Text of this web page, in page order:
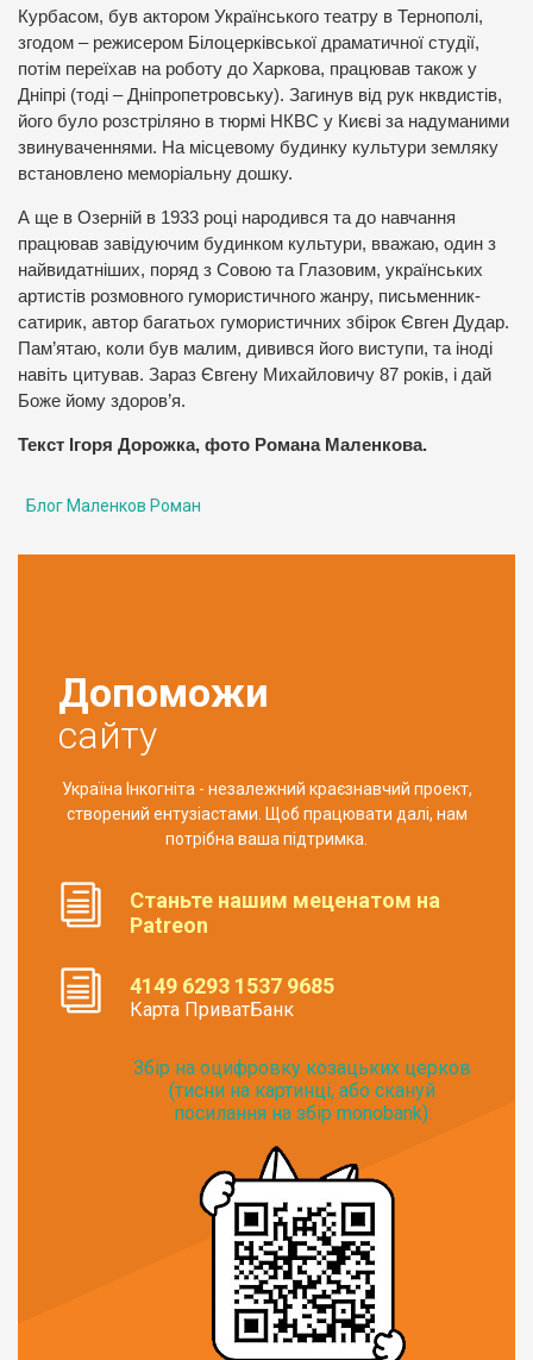
Курбасом, був актором Українського театру в Тернополі,
згодом – режисером Білоцерківської драматичної студії,
потім переїхав на роботу до Харкова, працював також у
Дніпрі (тоді – Дніпропетровську). Загинув від рук нквдистів,
його було розстріляно в тюрмі НКВС у Києві за надуманими
звинуваченнями. На місцевому будинку культури земляку
встановлено меморіальну дошку.
А ще в Озерній в 1933 році народився та до навчання
працював завідуючим будинком культури, вважаю, один з
найвидатніших, поряд з Совою та Глазовим, українських
артистів розмовного гумористичного жанру, письменник-
сатирик, автор багатьох гумористичних збірок Євген Дудар.
Пам’ятаю, коли був малим, дивився його виступи, та іноді
навіть цитував. Зараз Євгену Михайловичу 87 років, і дай
Боже йому здоров’я.
Текст Ігоря Дорожка, фото Романа Маленкова.
Блог Маленков Роман
Допоможи
сайту
Україна Інкогніта - незалежний краєзнавчий проект,
створений ентузіастами. Щоб працювати далі, нам
потрібна ваша підтримка.
Станьте нашим меценатом на
Patreon
4149 6293 1537 9685
Карта ПриватБанк
Збір на оцифровку козацьких церков
(тисни на картинці, або скануй
посилання на збір monobank):